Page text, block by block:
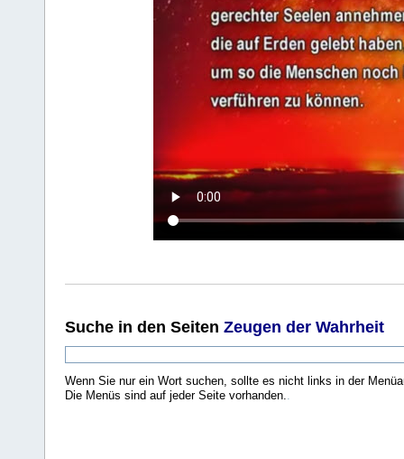
Suche in den Seiten Zeugen der Wahrheit
Wenn Sie nur ein Wort suchen, sollte es nicht links in der
Die Menüs sind auf jeder Seite vorhanden..